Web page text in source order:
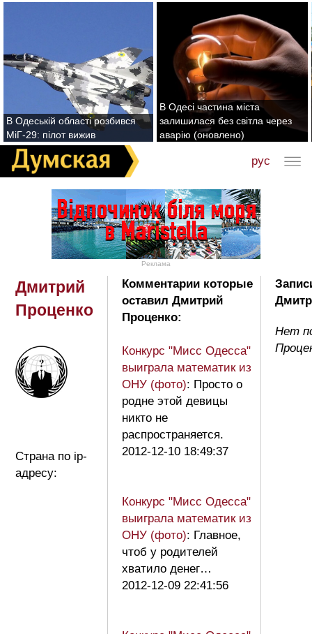
В Одеській області розбився
МіГ-29: пілот вижив
В Одесі частина міста
залишилася без світла через
аварію (оновлено)
рус
Реклама
Дмитрий
Проценко
Страна по ip-
адресу:
Комментарии которые
оставил Дмитрий
Проценко:
Конкурс "Мисс Одесса"
выиграла математик из
ОНУ (фото): Просто о
родне этой девицы
никто не
распространяется.
2012-12-10 18:49:37
Конкурс "Мисс Одесса"
выиграла математик из
ОНУ (фото): Главное,
чтоб у родителей
хватило денег…
2012-12-09 22:41:56
Нет